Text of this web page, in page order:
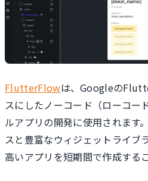
FlutterFlowは、Googleの
スにしたノーコード（ローコー
ルアプリの開発に使用されます
スと豊富なウィジェットライブ
高いアプリを短期間で作成する